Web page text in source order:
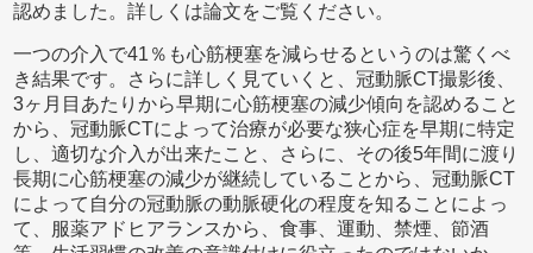
認めました。詳しくは論文をご覧ください。
一つの介入で41％も心筋梗塞を減らせるというのは驚くべ
き結果です。さらに詳しく見ていくと、冠動脈CT撮影後、
3ヶ月目あたりから早期に心筋梗塞の減少傾向を認めること
から、冠動脈CTによって治療が必要な狭心症を早期に特定
し、適切な介入が出来たこと、さらに、その後5年間に渡り
長期に心筋梗塞の減少が継続していることから、冠動脈CT
によって自分の冠動脈の動脈硬化の程度を知ることによっ
て、服薬アドヒアランスから、食事、運動、禁煙、節酒